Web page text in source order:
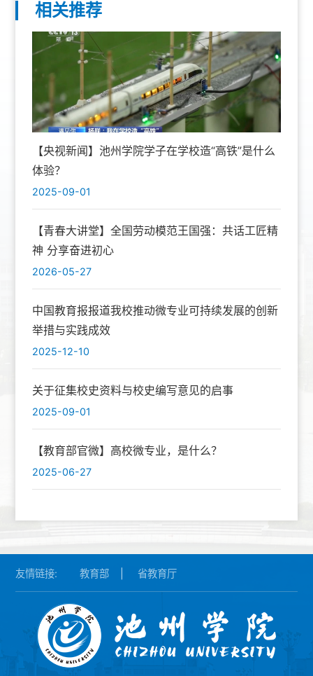
相关推荐
【央视新闻】池州学院学子在学校造“高铁”是什么
体验？
2025-09-01
【青春大讲堂】全国劳动模范王国强：共话工匠精
神 分享奋进初心
2026-05-27
中国教育报报道我校推动微专业可持续发展的创新
举措与实践成效
2025-12-10
关于征集校史资料与校史编写意见的启事
2025-09-01
【教育部官微】高校微专业，是什么？
2025-06-27
友情链接: 教育部 省教育厅